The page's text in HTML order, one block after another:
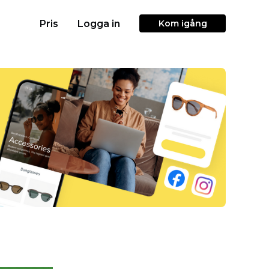
Pris Logga in Kom igång